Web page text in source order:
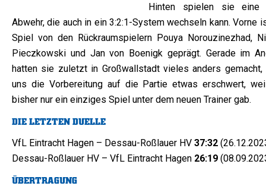
Hinten spielen sie eine
Abwehr, die auch in ein 3:2:1-System wechseln kann. Vorne
Spiel von den Rückraumspielern Pouya Norouzinezhad,
Pieczkowski und Jan von Boenigk geprägt. Gerade im
hatten sie zuletzt in Großwallstadt vieles anders gemacht,
uns die Vorbereitung auf die Partie etwas erschwert,
bisher nur ein einziges Spiel unter dem neuen Trainer gab.
DIE LETZTEN DUELLE
VfL Eintracht Hagen – Dessau-Roßlauer HV 37:32
Dessau-Roßlauer HV – VfL Eintracht Hagen 26:19
ÜBERTRAGUNG